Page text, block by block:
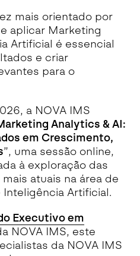
mais orientado por
aplicar Marketing
Artificial é essencial
e criar
para o
a NOVA IMS
Analytics & AI:
em Crescimento,
”, uma sessão online,
à exploração das
atuais na área de
Artificial.
Executivo em
NOVA IMS, este
da NOVA IMS